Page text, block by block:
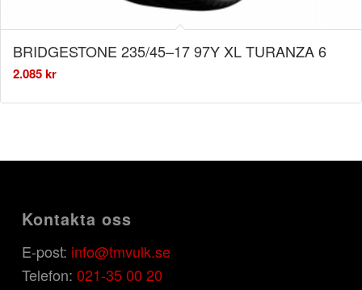
BRIDGESTONE 235/45–17 97Y XL TURANZA 6
2.085kr
Kontakta oss
E-post: info@tmvulk.se
Telefon: 021-35 00 20